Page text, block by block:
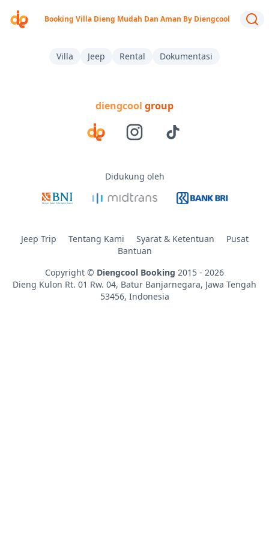
Booking Villa Dieng Mudah Dan Aman By Diengcool
Villa Jeep Rental Dokumentasi
diengcool group
Didukung oleh
Jeep Trip Tentang Kami Syarat & Ketentuan
Pusat
Bantuan
Copyright © Diengcool Booking 2015 - 2026
Dieng Kulon Rt. 01 Rw. 04, Batur Banjarnegara, Jawa Tengah
53456, Indonesia